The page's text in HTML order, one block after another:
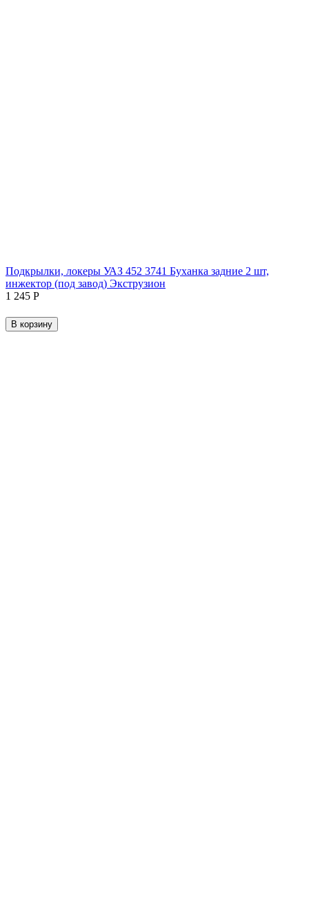
Подкрылки, локеры УАЗ 452 3741 Буханка задние 2 шт,
инжектор (под завод) Экструзион
1 245 Р
В корзину